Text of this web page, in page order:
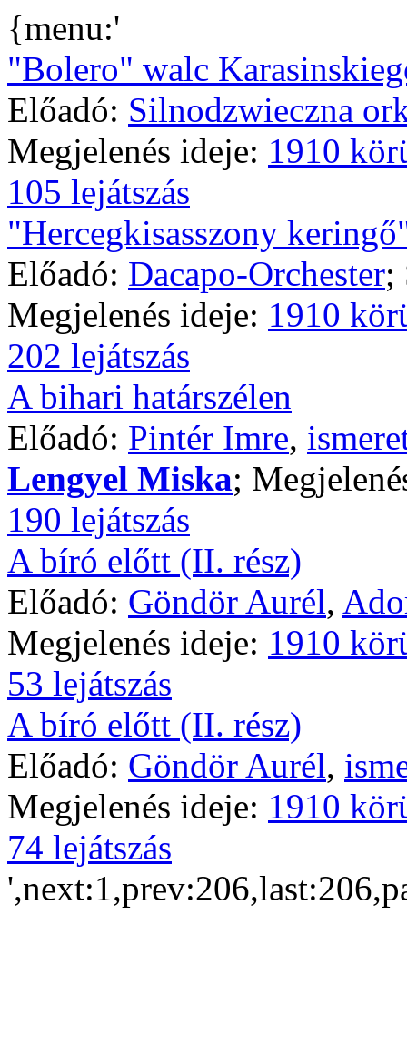
{menu:'
"Bolero" walc
Előadó: Silnodzwieczna
Megjelenés ideje: 1910
105 lejátszás
"Hercegkisasszony
Előadó: Dacapo-Orchester;
Megjelenés ideje: 1910
202 lejátszás
A bihari határszélen
Előadó: Pintér Imre,
Lengyel Miska;
190 lejátszás
A bíró előtt (II. rész)
Előadó: Göndör Aurél,
Megjelenés ideje: 1910
53 lejátszás
A bíró előtt (II. rész)
Előadó: Göndör Aurél,
Megjelenés ideje: 1910
74 lejátszás